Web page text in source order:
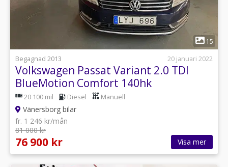
1
15
Begagnad 2013
20 januari 2022
Volkswagen Passat Variant 2.0 TDI
BlueMotion Comfort 140hk
20 100 mil Diesel Manuell
Vänersborg bilar
fr. 1 246 kr/mån
81 000 kr
76 900 kr Visa mer